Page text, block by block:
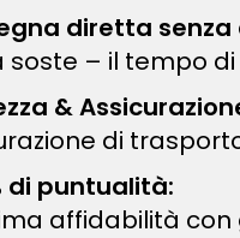
diretta senza
soste – il tempo
&
di
di puntualità:
affidabilità